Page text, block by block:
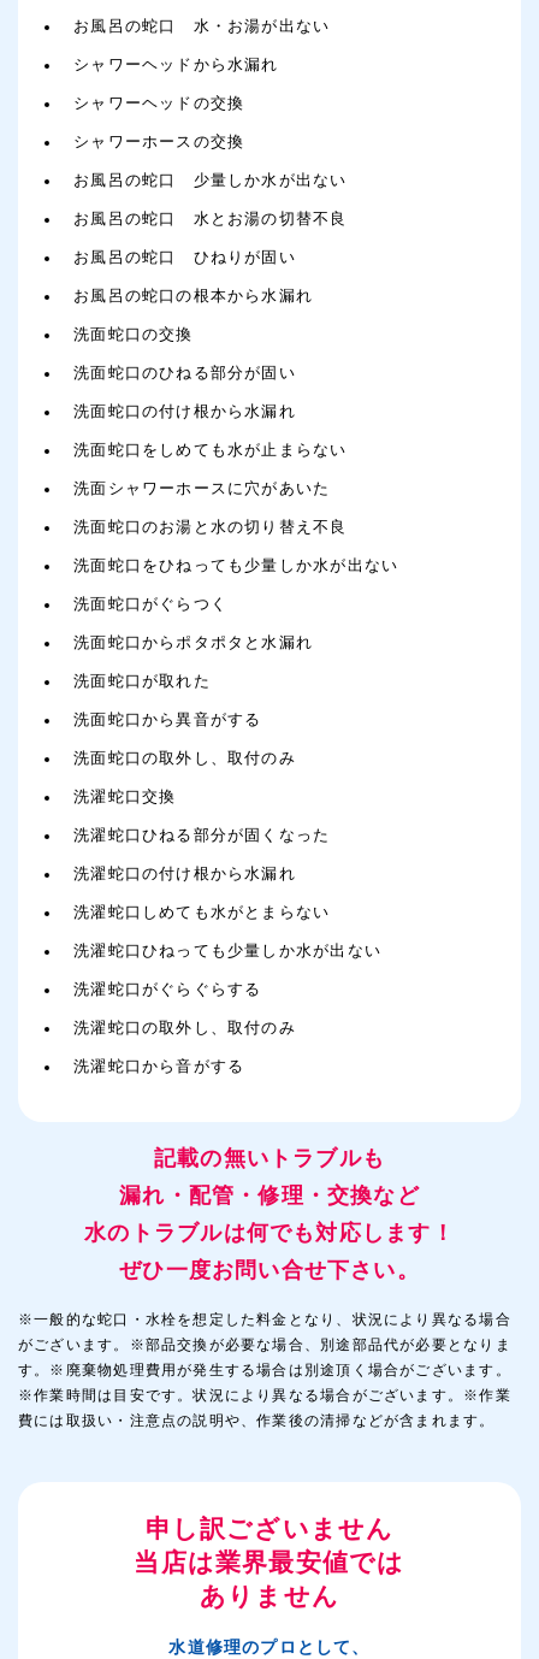
お風呂の蛇口 水・お湯が出ない
シャワーヘッドから水漏れ
シャワーヘッドの交換
シャワーホースの交換
お風呂の蛇口 少量しか水が出ない
お風呂の蛇口 水とお湯の切替不良
お風呂の蛇口 ひねりが固い
お風呂の蛇口の根本から水漏れ
洗面蛇口の交換
洗面蛇口のひねる部分が固い
洗面蛇口の付け根から水漏れ
洗面蛇口をしめても水が止まらない
洗面シャワーホースに穴があいた
洗面蛇口のお湯と水の切り替え不良
洗面蛇口をひねっても少量しか水が出ない
洗面蛇口がぐらつく
洗面蛇口からポタポタと水漏れ
洗面蛇口が取れた
洗面蛇口から異音がする
洗面蛇口の取外し、取付のみ
洗濯蛇口交換
洗濯蛇口ひねる部分が固くなった
洗濯蛇口の付け根から水漏れ
洗濯蛇口しめても水がとまらない
洗濯蛇口ひねっても少量しか水が出ない
洗濯蛇口がぐらぐらする
洗濯蛇口の取外し、取付のみ
洗濯蛇口から音がする
記載の無いトラブルも
漏れ・配管・修理・交換など
水のトラブルは何でも対応します！
ぜひ一度お問い合せ下さい。
※一般的な蛇口・水栓を想定した料金となり、状況により異なる場合
がございます。※部品交換が必要な場合、別途部品代が必要となりま
す。※廃棄物処理費用が発生する場合は別途頂く場合がございます。
※作業時間は目安です。状況により異なる場合がございます。※作業
費には取扱い・注意点の説明や、作業後の清掃などが含まれます。
申し訳ございません
当店は業界最安値では
ありません
水道修理のプロとして、